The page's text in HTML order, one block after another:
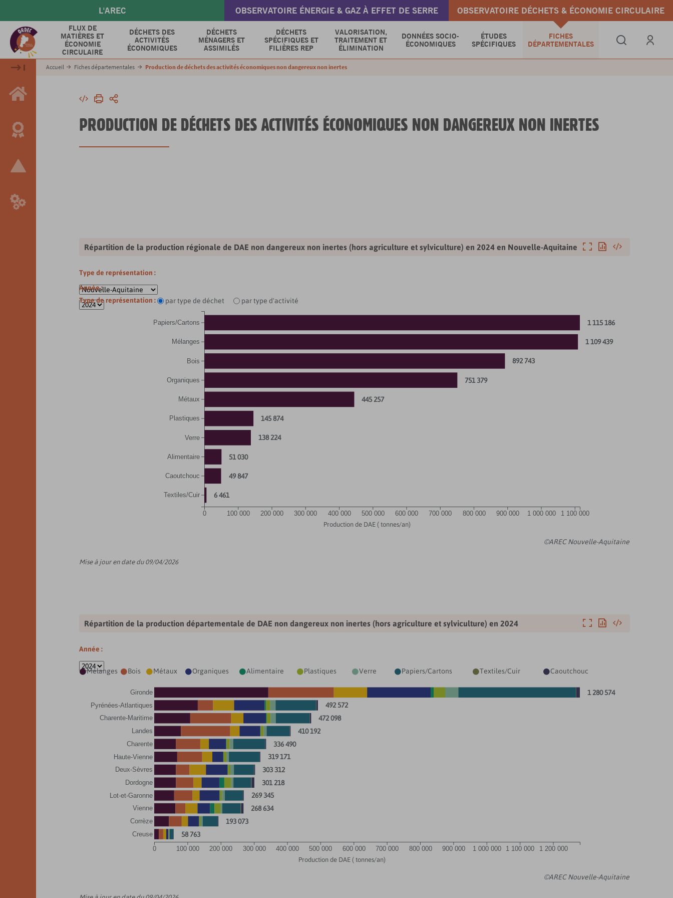
contenu
principal
L'AREC OBSERVATOIRE ÉNERGIE & GAZ À EFFET DE SERRE OBSERVATOIRE DÉCHETS & ÉCONOMIE CIRCULAIRE
FLUX DE
MATIÈRES ET
ÉCONOMIE
CIRCULAIRE
DÉCHETS DES
ACTIVITÉS
ÉCONOMIQUES
DÉCHETS
MÉNAGERS ET
ASSIMILÉS
DÉCHETS
SPÉCIFIQUES ET
FILIÈRES REP
VALORISATION,
TRAITEMENT ET
ÉLIMINATION
DONNÉES SOCIO-
ÉCONOMIQUES
ÉTUDES
SPÉCIFIQUES
FICHES
DÉPARTEMENTALES
Accueil Fiches départementales Production de déchets des activités économiques non dangereux non inertes
IntégrerImprimerPartager
PRODUCTION DE DÉCHETS DES ACTIVITÉS ÉCONOMIQUES NON DANGEREUX NON INERTES
Répartition de la production régionale de DAE non dangereux non inertes (hors agriculture et sylviculture) en 2024 en Nouvelle-Aquitaine AgrandirExporterIntégrer
Type de représentation :
Année :
Type de représentation :
par type de déchet par type d'activité
©AREC Nouvelle-Aquitaine
0 100 000 200 000 300 000 400 000 500 000 600 000 700 000 800 000 900 000 1 000 000 1 100 000
Production de DAE ( tonnes/an)
Textiles/Cuir
Caoutchouc
Alimentaire
Verre
Plastiques
Métaux
Organiques
Bois
Mélanges
Papiers/Cartons
49 847
751 379
145 874
138 224
51 030
892 743
1 115 186
6 461
445 257
1 109 439
Mise à jour en date du 09/04/2026
Répartition de la production départementale de DAE non dangereux non inertes (hors agriculture et sylviculture) en 2024 AgrandirExporterIntégrer
Année :
Mélanges Bois Métaux Organiques Alimentaire Plastiques Verre Papiers/Cartons Textiles/Cuir Caoutchouc
©AREC Nouvelle-Aquitaine
0 100 000 200 000 300 000 400 000 500 000 600 000 700 000 800 000 900 000 1 000 000 1 100 000 1 200 000
Production de DAE ( tonnes/an)
Creuse
Corrèze
Vienne
Lot-et-Garonne
Dordogne
Deux-Sèvres
Haute-Vienne
Charente
Landes
Charente-Maritime
Pyrénées-Atlantiques
Gironde
303 312
336 490
268 634
269 345
1 280 574
319 171
301 218
193 073
472 098
58 763
410 192
492 572